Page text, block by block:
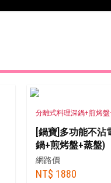
分離式料理深鍋+煎烤
[鍋寶]多功能不沾
鍋+煎烤盤+蒸盤)
網路價
NT$ 1880